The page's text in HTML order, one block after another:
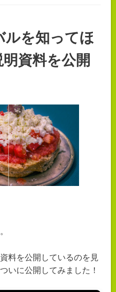
ルを知ってほ
資料を公開
料を公開しているのを見
いに公開してみました！